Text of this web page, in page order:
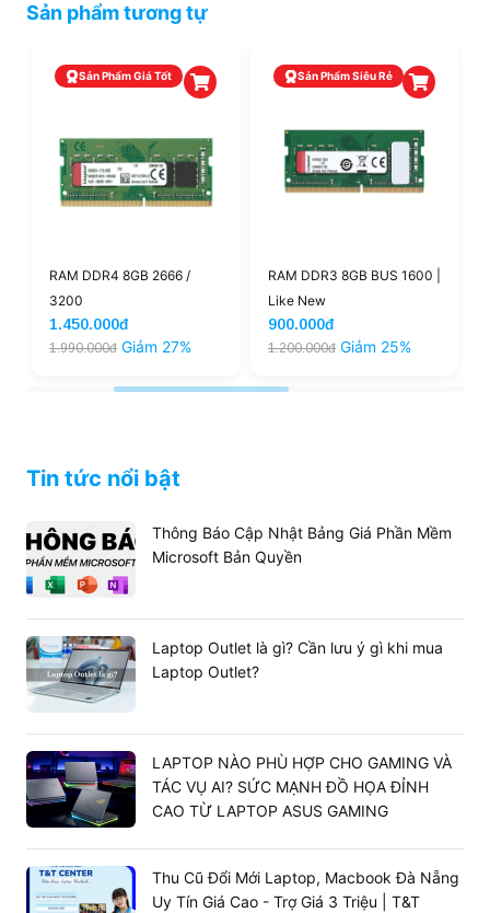
Sản phẩm tương tự
Sản Phẩm Giá Tốt
RAM DDR4 8GB 2666 /
3200
1.450.000đ
1.990.000đ Giảm 27%
Sản Phẩm Siêu Rẻ
RAM DDR3 8GB BUS 1600 |
Like New
900.000đ
1.200.000đ Giảm 25%
Tin tức nổi bật
Thông Báo Cập Nhật Bảng Giá Phần Mềm
Microsoft Bản Quyền
Laptop Outlet là gì? Cần lưu ý gì khi mua
Laptop Outlet?
LAPTOP NÀO PHÙ HỢP CHO GAMING VÀ
TÁC VỤ AI? SỨC MẠNH ĐỒ HỌA ĐỈNH
CAO TỪ LAPTOP ASUS GAMING
Thu Cũ Đổi Mới Laptop, Macbook Đà Nẵng
Uy Tín Giá Cao - Trợ Giá 3 Triệu | T&T